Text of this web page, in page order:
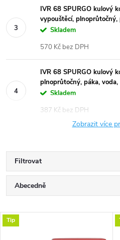
IVR 68 SPURGO kulový
vypouštěcí,
Skladem
570 Kč bez DPH
IVR 68 SPURGO kulový
plnoprůtočný, páka,
Skladem
387 Kč bez DPH
Zobrazit více
Filtrovat
Ř
a
Abecedně
Nejdražší
V
Tip